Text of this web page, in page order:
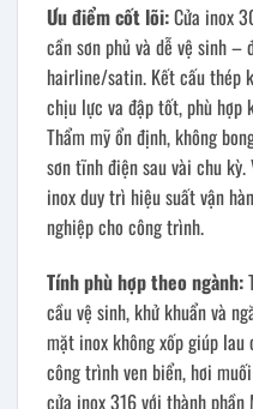
Ưu điểm cốt lõi:Cửa inox
cần sơn phủ và dễ vệ sinh
hairline/satin. Kết cấu thép
chịu lực va đập tốt, phù hợp
Thẩm mỹ ổn định, không
sơn tĩnh điện sau vài chu
inox duy trì hiệu suất vận
nghiệp cho công trình.
Tính phù hợp theo ngành:
cầu vệ sinh, khử khuẩn và
mặt inox không xốp giúp lau
công trình ven biển, hơi
cửa inox 316 với thành